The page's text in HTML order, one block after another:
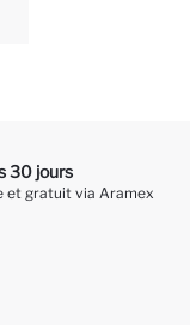
30 jours
et gratuit via Aramex